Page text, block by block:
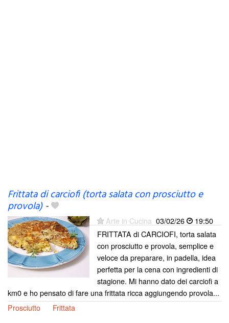
Frittata di carciofi (torta salata con prosciutto e
provola)-
Arte in Cucina 03/02/26
19:50
FRITTATA di CARCIOFI, torta salata
con prosciutto e provola, semplice e
veloce da preparare, in padella, idea
perfetta per la cena con ingredienti di
stagione. Mi hanno dato dei carciofi a
km0 e ho pensato di fare una frittata ricca aggiungendo provola...
Prosciutto
Frittata